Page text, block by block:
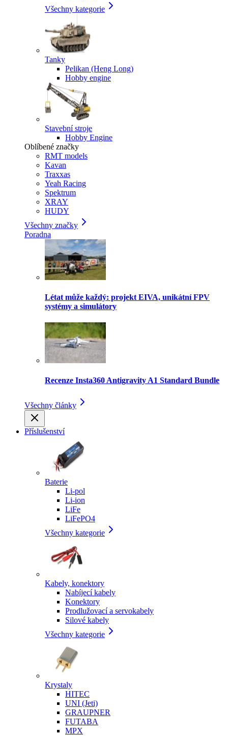
Všechny kategorie
Tanky
Pelikan (Heng Long)
Hobby engine
Stavební stroje
Hobby Engine
Oblíbené značky
RMT models
Kavan
Traxxas
Yeah Racing
Spektrum
XRAY
HUDY
Všechny značky
Poradna
Létat může každý: projekt EIVA, unikátní FPV
systémy a simulátory
Recenze Insta360 Antigravity A1 Standard Bundle
Všechny články
Příslušenství
Baterie
Li-pol
Li-ion
LiFe
LiFePO4
Všechny kategorie
Kabely, konektory
Nabíjecí kabely
Konektory
Prodlužovací a servokabely
Silové kabely
Všechny kategorie
Krystaly
HITEC
UNI (Jeti)
GRAUPNER
FUTABA
MPX